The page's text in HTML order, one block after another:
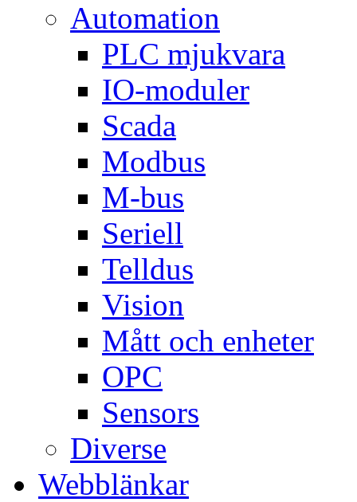
Automation
PLC mjukvara
IO-moduler
Scada
Modbus
M-bus
Seriell
Telldus
Vision
Mått och enheter
OPC
Sensors
Diverse
Webblänkar